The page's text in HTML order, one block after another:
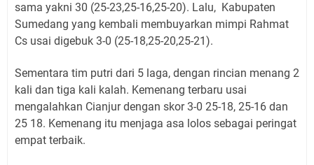
sama yakni 30 (25-23,25-16,25-20). Lalu, Kabupaten
Sumedang yang kembali membuyarkan mimpi Rahmat
Cs usai digebuk 3-0 (25-18,25-20,25-21).
Sementara tim putri dari 5 laga, dengan rincian menang 2
kali dan tiga kali kalah. Kemenang terbaru usai
mengalahkan Cianjur dengan skor 3-0 25-18, 25-16 dan
25 18. Kemenang itu menjaga asa lolos sebagai peringat
empat terbaik.